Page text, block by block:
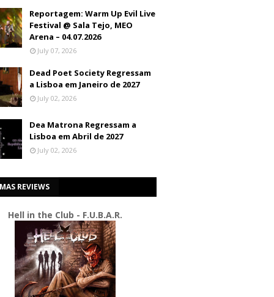
Reportagem: Warm Up Evil Live
Festival @ Sala Tejo, MEO
Arena – 04.07.2026
July 07, 2026
Dead Poet Society Regressam
a Lisboa em Janeiro de 2027
July 02, 2026
Dea Matrona Regressam a
Lisboa em Abril de 2027
July 02, 2026
REVIEWS
Hell in the Club - F.U.B.A.R.